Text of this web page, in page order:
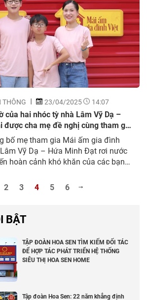
THÔNG 23/04/2025 14:07
của hai nhóc tỳ nhà Lâm Vỹ Dạ –
được cha mẹ đề nghị cùng tham gia
bố mẹ tham gia Mái ấm gia đình
Vỹ Dạ – Hứa Minh Đạt rơi nước
hoàn cảnh khó khăn của các bạn
Đạt đưa hai...
2 3 4 5 6
BẬT
TẬP ĐOÀN HOA SEN TÌM KIẾM ĐỐI TÁC
ĐỂ HỢP TÁC PHÁT TRIỂN HỆ THỐNG
SIÊU THỊ HOA SEN HOME
Tập đoàn Hoa Sen: 22 năm khẳng định